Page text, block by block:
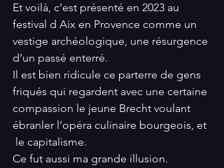
Et voilà, c’est présenté en 2023 au
festival d Aix en Provence comme un
vestige archéologique, une résurgence
d’un passé enterré.
Il est bien ridicule ce parterre de gens
friqués qui regardent avec une certaine
compassion le jeune Brecht voulant
ébranler l’opéra culinaire bourgeois, et
le capitalisme.
Ce fut aussi ma grande illusion.